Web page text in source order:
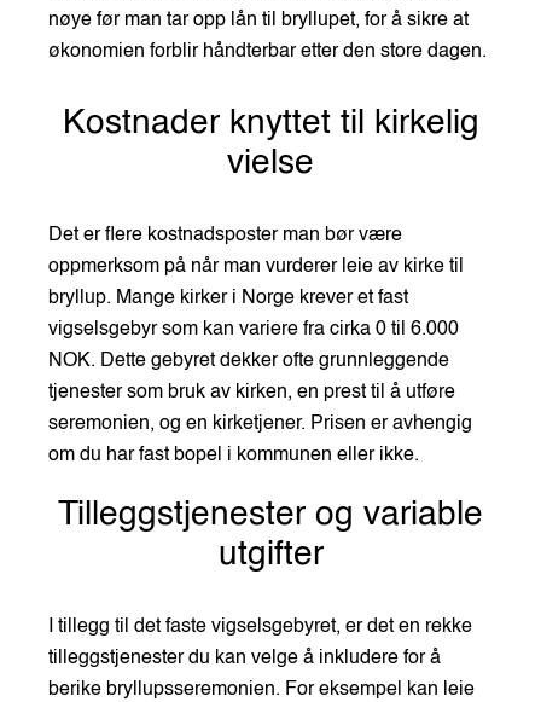
nøye før man tar opp lån til bryllupet, for å sikre at
økonomien forblir håndterbar etter den store dagen.
Kostnader knyttet til kirkelig
vielse
Det er flere kostnadsposter man bør være
oppmerksom på når man vurderer leie av kirke til
bryllup. Mange kirker i Norge krever et fast
vigselsgebyr som kan variere fra cirka 0 til 6.000
NOK. Dette gebyret dekker ofte grunnleggende
tjenester som bruk av kirken, en prest til å utføre
seremonien, og en kirketjener. Prisen er avhengig
om du har fast bopel i kommunen eller ikke.
Tilleggstjenester og variable
utgifter
I tillegg til det faste vigselsgebyret, er det en rekke
tilleggstjenester du kan velge å inkludere for å
berike bryllupsseremonien. For eksempel kan leie